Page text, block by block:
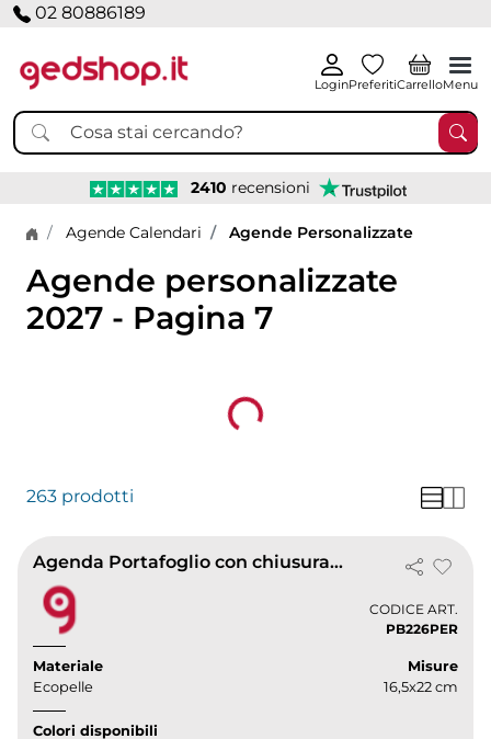
02 80886189
LoginPreferitiCarrelloMenu
2410 recensioni
Home page
Agende Calendari Agende Personalizzate
Agende personalizzate
2027 - Pagina 7
Loading...
263 prodotti
Agenda Portafoglio con chiusura in fibbia
CODICE ART.
PB226PER
Materiale
Ecopelle
Misure
16,5x22 cm
Colori disponibili